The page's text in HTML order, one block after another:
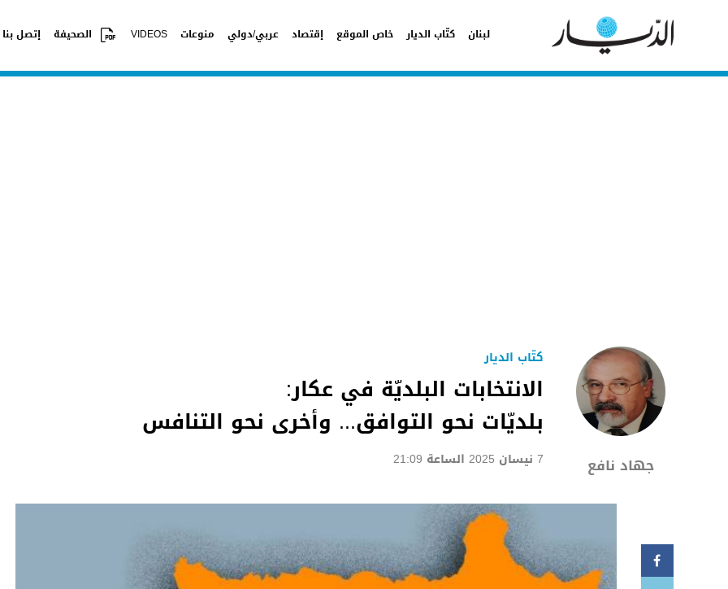
لبنان كتّاب الديار خاص الموقع إقتصاد عربي/دولي منوعات VIDEOS الصحيفة إتصل بنا
جهاد نافع
كتّاب الديار
الانتخابات البلديّة في عكار:
بلديّات نحو التوافق... وأخرى نحو التنافس
7 نيسان 2025 الساعة 21:09